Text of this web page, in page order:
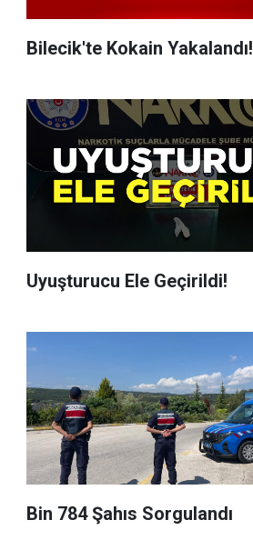
Bilecik'te Kokain Yakalandı!
Uyuşturucu Ele Geçirildi!
Bin 784 Şahıs Sorgulandı